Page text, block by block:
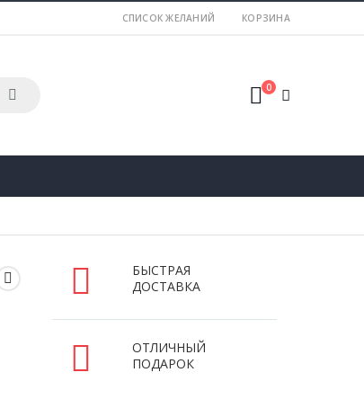
СПИСОК ЖЕЛАНИЙ КОРЗИНА
0
БЫСТРАЯ
ДОСТАВКА
ОТЛИЧНЫЙ
ПОДАРОК